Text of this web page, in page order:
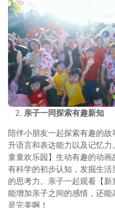
亲子一同探索有趣新知
陪伴小朋友一起探索有趣的
升语言和表达能力以及记忆
童童欢乐园】生动有趣的动
有科学的初步认知，发掘生
的思考力。亲子一起观看【
能增加亲子之间的感情，还
是完美啊！